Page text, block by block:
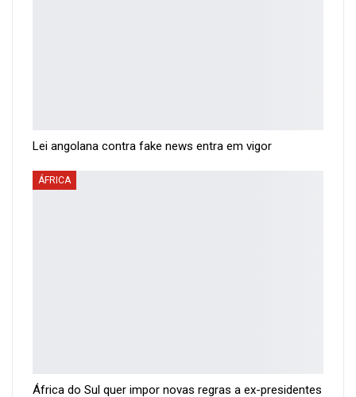
Lei angolana contra fake news entra em vigor
ÁFRICA
África do Sul quer impor novas regras a ex-presidentes